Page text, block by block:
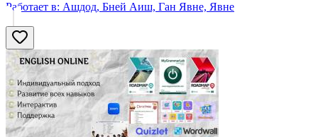
Работает в: Ашдод, Бней Аиш, Ган Явне, Явне